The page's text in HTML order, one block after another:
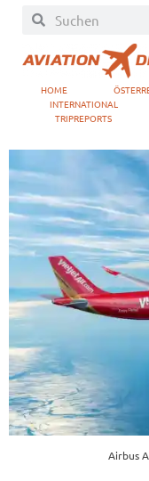
HOME
INTERNATIONAL
TRIPREPORTS
Airbus